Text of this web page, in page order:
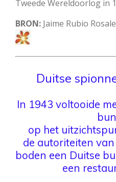
Tweede Wereldoorlog in
BRON: Jaime Rubio
Duitse
In 1943 voltooide
op het
de autoriteiten
boden een Duitse
een